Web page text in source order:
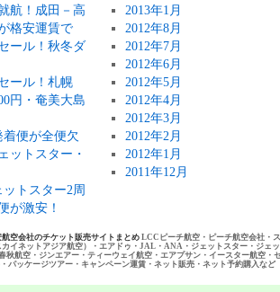
航！成田－高
格安運賃で
ール！秋冬ダ
ール！札幌
円・奄美大島
便が全便欠
ットスター・
トスター2周
が激安！
2013年1月
2012年8月
2012年7月
2012年6月
2012年5月
2012年4月
2012年3月
2012年2月
2012年1月
2011年12月
空会社のチケット販売サイトまとめ LCCピーチ航空・ピーチ航空会社・
カイネットアジア航空）・エアドゥ・JAL・ANA・ジェットスター・ジェ
秋航空・ジンエアー・ティーウェイ航空・エアプサン・イースター航空
パッケージツアー・キャンペーン運賃・ネット販売・ネット予約購入など